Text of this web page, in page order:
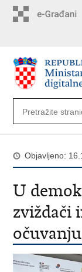
Objavljeno:
U
zviždači